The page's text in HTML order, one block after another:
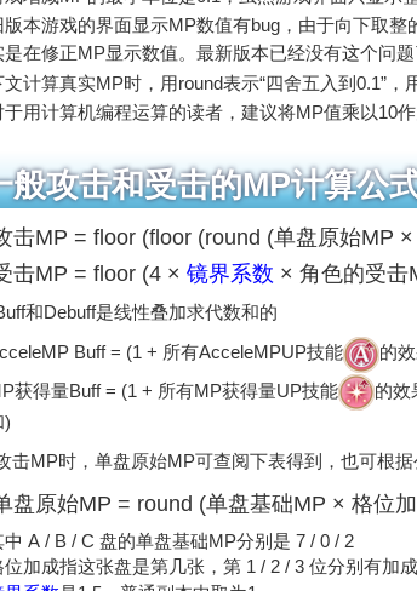
版本游戏的界面显示MP数值有bug，由于向下取
是在修正MP显示数值。最新版本已经没有这个问题
文计算真实MP时，用round表示“四舍五入到0.1”，
于用计算机编程运算的读者，建议将MP值乘以10
般攻击和受击的MP计算公
击MP = floor (floor (round (单盘原始MP
击MP = floor (4 ×镜界系数 × 角色的受击
和Debuff是线性叠加求代数和的
Buff = (1 + 所有AcceleMPUP技能 的
获得量Buff = (1 + 所有MP获得量UP技能
的效
)
击MP时，单盘原始MP可查阅下表得到，也可根据
盘原始MP = round (单盘基础MP × 格位
中 A / B / C 盘的单盘基础MP分别是 7 / 0 / 2
位加成指这张盘是第几张，第 1 / 2 / 3 位分别有加